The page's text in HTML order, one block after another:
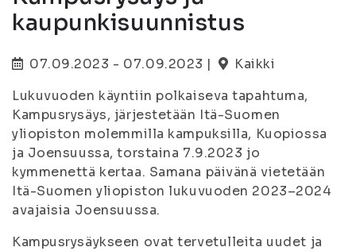
kaupunkisuunnistus
07.09.2023 - 07.09.2023 |
Kaikki
Lukuvuoden käyntiin polkaiseva tapahtuma,
Kampusrysäys, järjestetään Itä-Suomen
yliopiston molemmilla kampuksilla, Kuopiossa
ja Joensuussa, torstaina 7.9.2023 jo
kymmenettä kertaa. Samana päivänä vietetään
Itä-Suomen yliopiston lukuvuoden 2023–2024
avajaisia Joensuussa.
Kampusrysäykseen ovat tervetulleita uudet ja